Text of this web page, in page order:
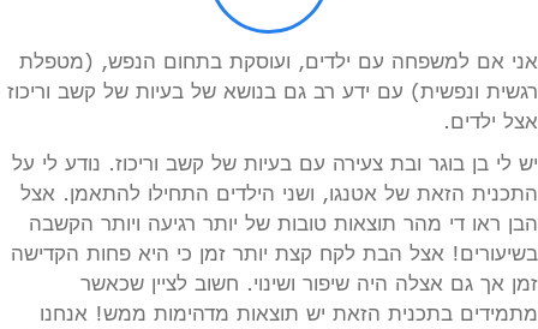
אני אם למשפחה עם ילדים, ועוסקת בתחום הנפש, (מטפלת
רגשית ונפשית) עם ידע רב גם בנושא של בעיות של קשב וריכוז
אצל ילדים.
יש לי בן בוגר ובת צעירה עם בעיות של קשב וריכוז. נודע לי על
התכנית הזאת של אטנגו, ושני הילדים התחילו להתאמן. אצל
הבן ראו די מהר תוצאות טובות של יותר רגיעה ויותר הקשבה
בשיעורים! אצל הבת לקח קצת יותר זמן כי היא פחות הקדישה
זמן אך גם אצלה היה שיפור ושינוי. חשוב לציין שכאשר
מתמידים בתכנית הזאת יש תוצאות מדהימות ממש! אנחנו